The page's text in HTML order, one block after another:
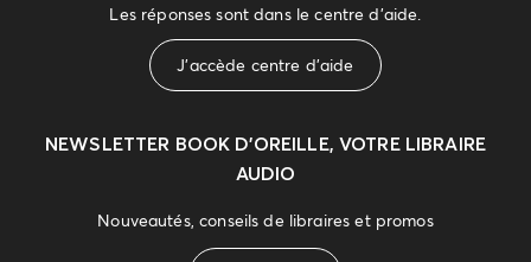
Les réponses sont dans le centre d'aide.
J'accède centre d'aide
NEWSLETTER BOOK D’OREILLE, VOTRE LIBRAIRE
AUDIO
Nouveautés, conseils de libraires et promos